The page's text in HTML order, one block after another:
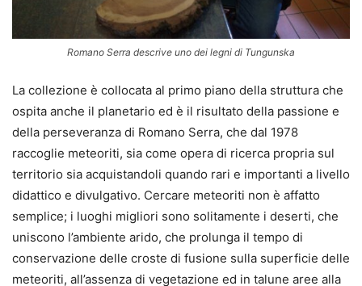
Romano Serra descrive uno dei legni di Tungunska
La collezione è collocata al primo piano della struttura che
ospita anche il planetario ed è il risultato della passione e
della perseveranza di Romano Serra, che dal 1978
raccoglie meteoriti, sia come opera di ricerca propria sul
territorio sia acquistandoli quando rari e importanti a livello
didattico e divulgativo. Cercare meteoriti non è affatto
semplice; i luoghi migliori sono solitamente i deserti, che
uniscono l’ambiente arido, che prolunga il tempo di
conservazione delle croste di fusione sulla superficie delle
meteoriti, all’assenza di vegetazione ed in talune aree alla